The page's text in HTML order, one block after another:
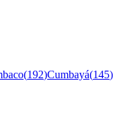
(192)Cumbayá(145)